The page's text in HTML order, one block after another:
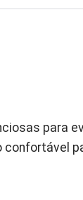
para